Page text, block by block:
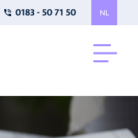
0183 - 50 71 50 NL